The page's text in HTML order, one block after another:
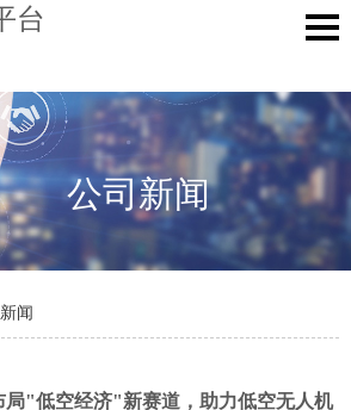
台
公司新闻
闻
局"低空经济"新赛道，助力低空无人机